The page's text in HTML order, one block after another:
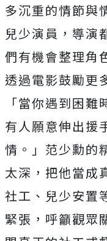
多沉重的情節與
兒少演員， 導演
們有機會整理角
透過電影鼓勵更
「當你遇到困難
有人願意伸出援
情。」 范少勳的
太深，把他當成
社工、兒少安置
緊張， 呼籲觀眾